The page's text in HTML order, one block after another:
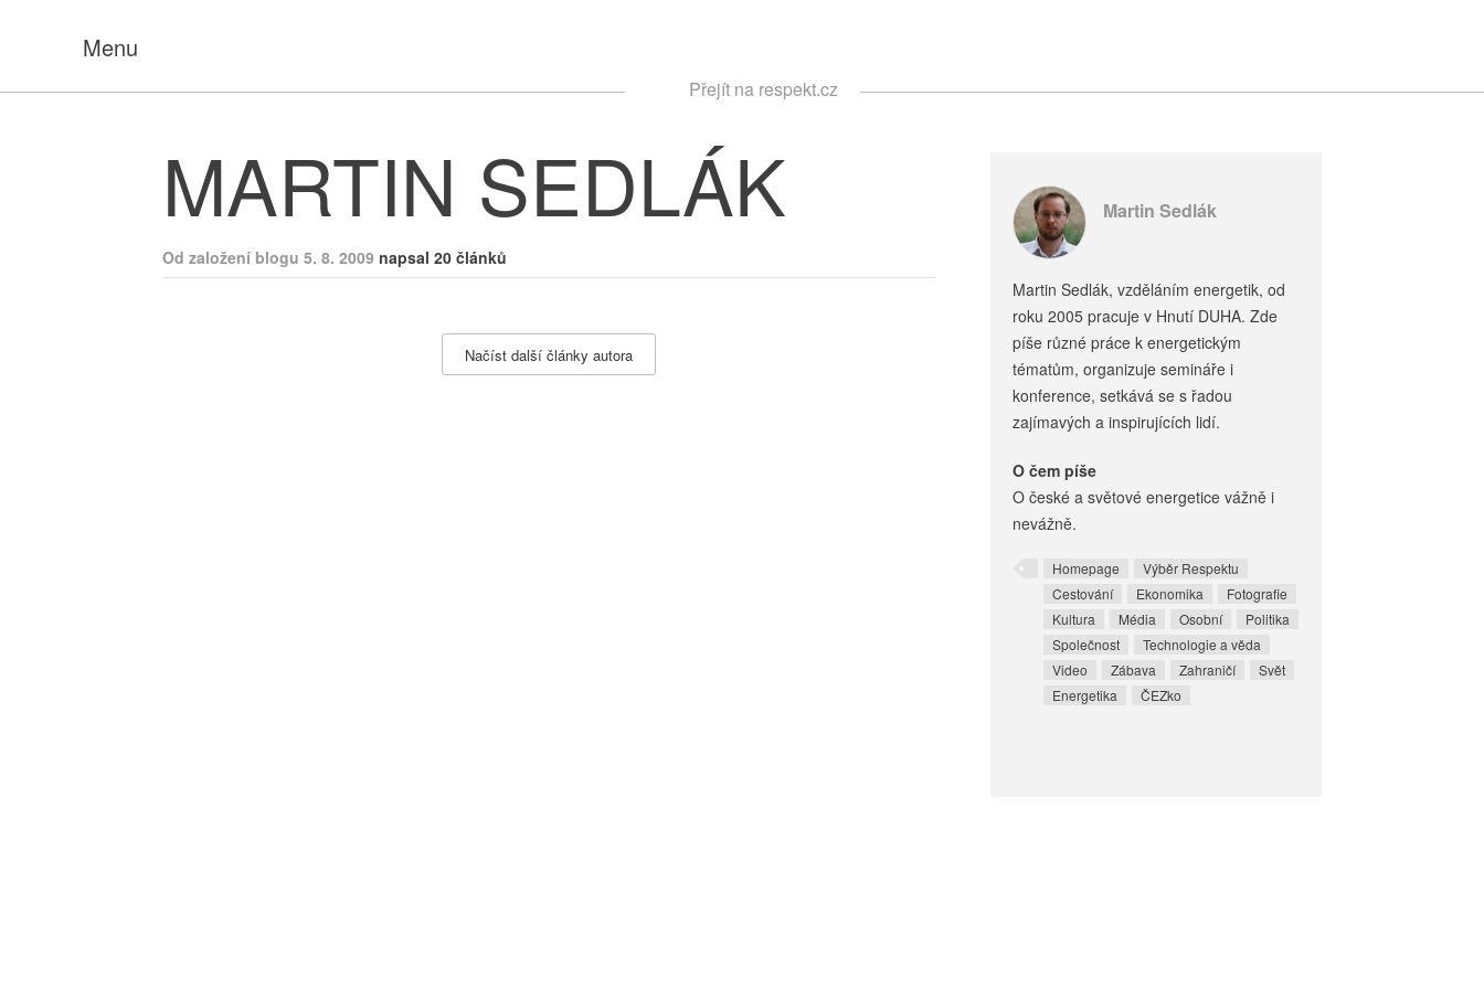
Menu
Přejít na respekt.cz
MARTIN SEDLÁK
Od založení blogu 5. 8. 2009 napsal 20 článků
Načíst další články autora
Martin Sedlák
Martin Sedlák, vzděláním energetik, od
roku 2005 pracuje v Hnutí DUHA. Zde
píše různé práce k energetickým
tématům, organizuje semináře i
konference, setkává se s řadou
zajímavých a inspirujících lidí.
O čem píše
O české a světové energetice vážně i
nevážně.
Homepage
Výběr Respektu
Cestování
Ekonomika
Fotografie
Kultura
Média Osobní
Politika
Společnost
Technologie a věda
Video
Zábava Zahraničí
Svět
Energetika
ČEZko